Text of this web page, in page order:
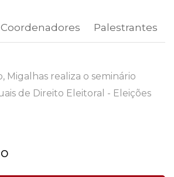
Coordenadores Palestrantes
Migalhas realiza o seminário
de Direito Eleitoral - Eleições